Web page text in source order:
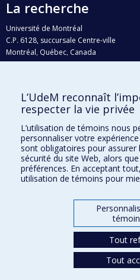
La recherche
Université de Montréal
C.P. 6128, succursale Centre-ville
Montréal, Québec, Canada
H3C 3J7
Qui fait quoi?
Nous trouver
Plan du site
Accessibilité
L’UdeM reconnaît
respecter la vie privée
L’utilisation de témoins nous
personnaliser votre
sont obligatoires pour
sécurité du site Web, alors
préférences. En acceptant
utilisation de témoins pour
Tout
Tout